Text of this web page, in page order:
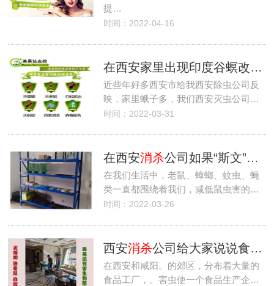
提…
时间：2022-04-16
在西安家里出现印度谷螟改如何
近些年好多西安市给我西安除虫公司反
映，家里蛾子多，我们西安灭虫公司…
时间：2022-03-31
在西安消杀公司如果“斯文”的控制鼠虫害的密度
在我们生活中，老鼠、蟑螂、蚊虫、蝇
类一直都围绕着我们，减低鼠虫害的…
时间：2022-03-26
西安消杀公司给大家说说食品厂虫害的危害
在西安和咸阳。的郊区，分布着大量的
食品工厂，。害虫使一个食品生产企…